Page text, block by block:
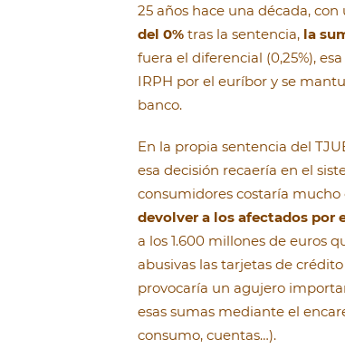
25 años hace una década,
del 0% tras la sentencia, la
fuera el diferencial (0,25%),
IRPH por el euríbor y se
banco.
En la propia sentencia del
esa decisión recaería en el
consumidores costaría mucho
devolver a los afectados por
a los 1.600 millones de euros
abusivas las tarjetas de crédito
provocaría un agujero
esas sumas mediante el
consumo, cuentas…).